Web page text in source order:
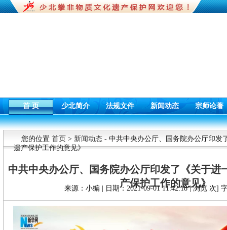
首 页 少北简介 法规文件 新闻动态 宗师论著
您的位置 首页 > 新闻动态 - 中共中央办公厅、国务院办公厅印发
遗产保护工作的意见》
中共中央办公厅、国务院办公厅印发了《关于进
产保护工作的意见》
来源：小编 | 日期：2021-09-01 11:42:18 | 浏览 次]